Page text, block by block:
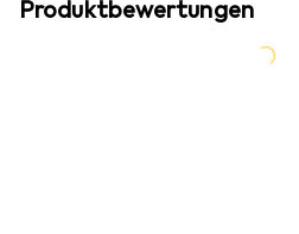
Produktbewertungen